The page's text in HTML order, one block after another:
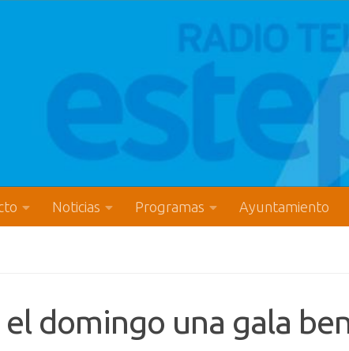
Noticias Programas Ayuntamiento
el domingo una gala